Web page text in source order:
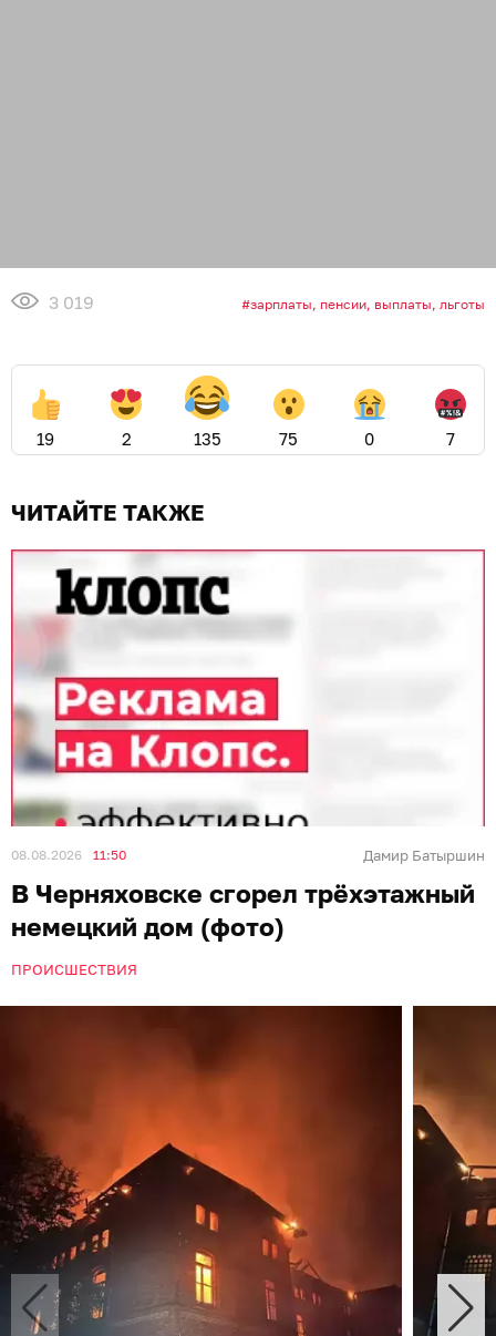
3 019 зарплаты, пенсии, выплаты, льготы
19 2 135 75 0 7
ЧИТАЙТЕ ТАКЖЕ
08.08.2026 11:50 Дамир Батыршин
В Черняховске сгорел трёхэтажный
немецкий дом (фото)
ПРОИСШЕСТВИЯ